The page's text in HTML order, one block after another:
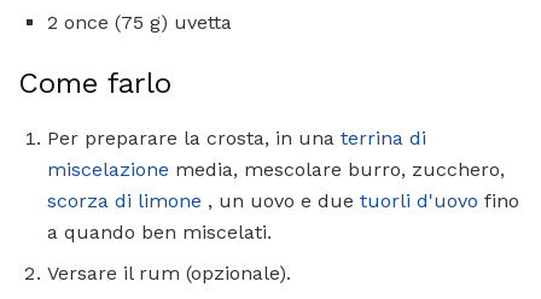
2 once (75 g) uvetta
Come farlo
Per preparare la crosta, in una terrina di
miscelazione media, mescolare burro, zucchero,
scorza di limone , un uovo e due tuorli d'uovo fino
a quando ben miscelati.
Versare il rum (opzionale).